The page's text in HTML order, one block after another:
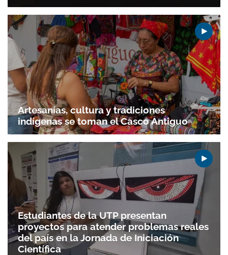
Artesanías, cultura y tradiciones
indígenas se toman el Casco Antiguo
Estudiantes de la UTP presentan
proyectos para atender problemas reales
del país en la Jornada de Iniciación
Científica